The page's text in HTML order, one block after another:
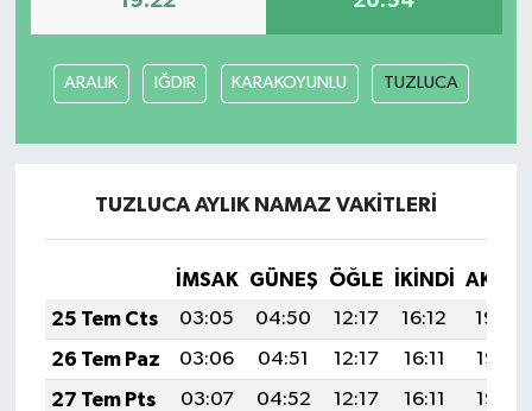
ARALIK IĞDIR KARAKOYUNLU TUZLUCA
TUZLUCA AYLIK NAMAZ VAKITLERI
İMSAK GÜNEŞ ÖĞLE İKINDI
25 Tem Cts
03:05 04:50 12:17 16:12
19:34
26 Tem Paz
03:06 04:51 12:17 16:11
19:33
27 Tem Pts
03:07 04:52 12:17 16:11
19:32